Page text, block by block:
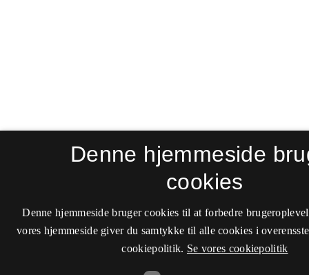
Denne hjemmeside
cookies
Denne hjemmeside bruger cookies til at forbedre
vores hjemmeside giver du samtykke til alle cookies i
cookiepolitik. Se vores cookiepolitik